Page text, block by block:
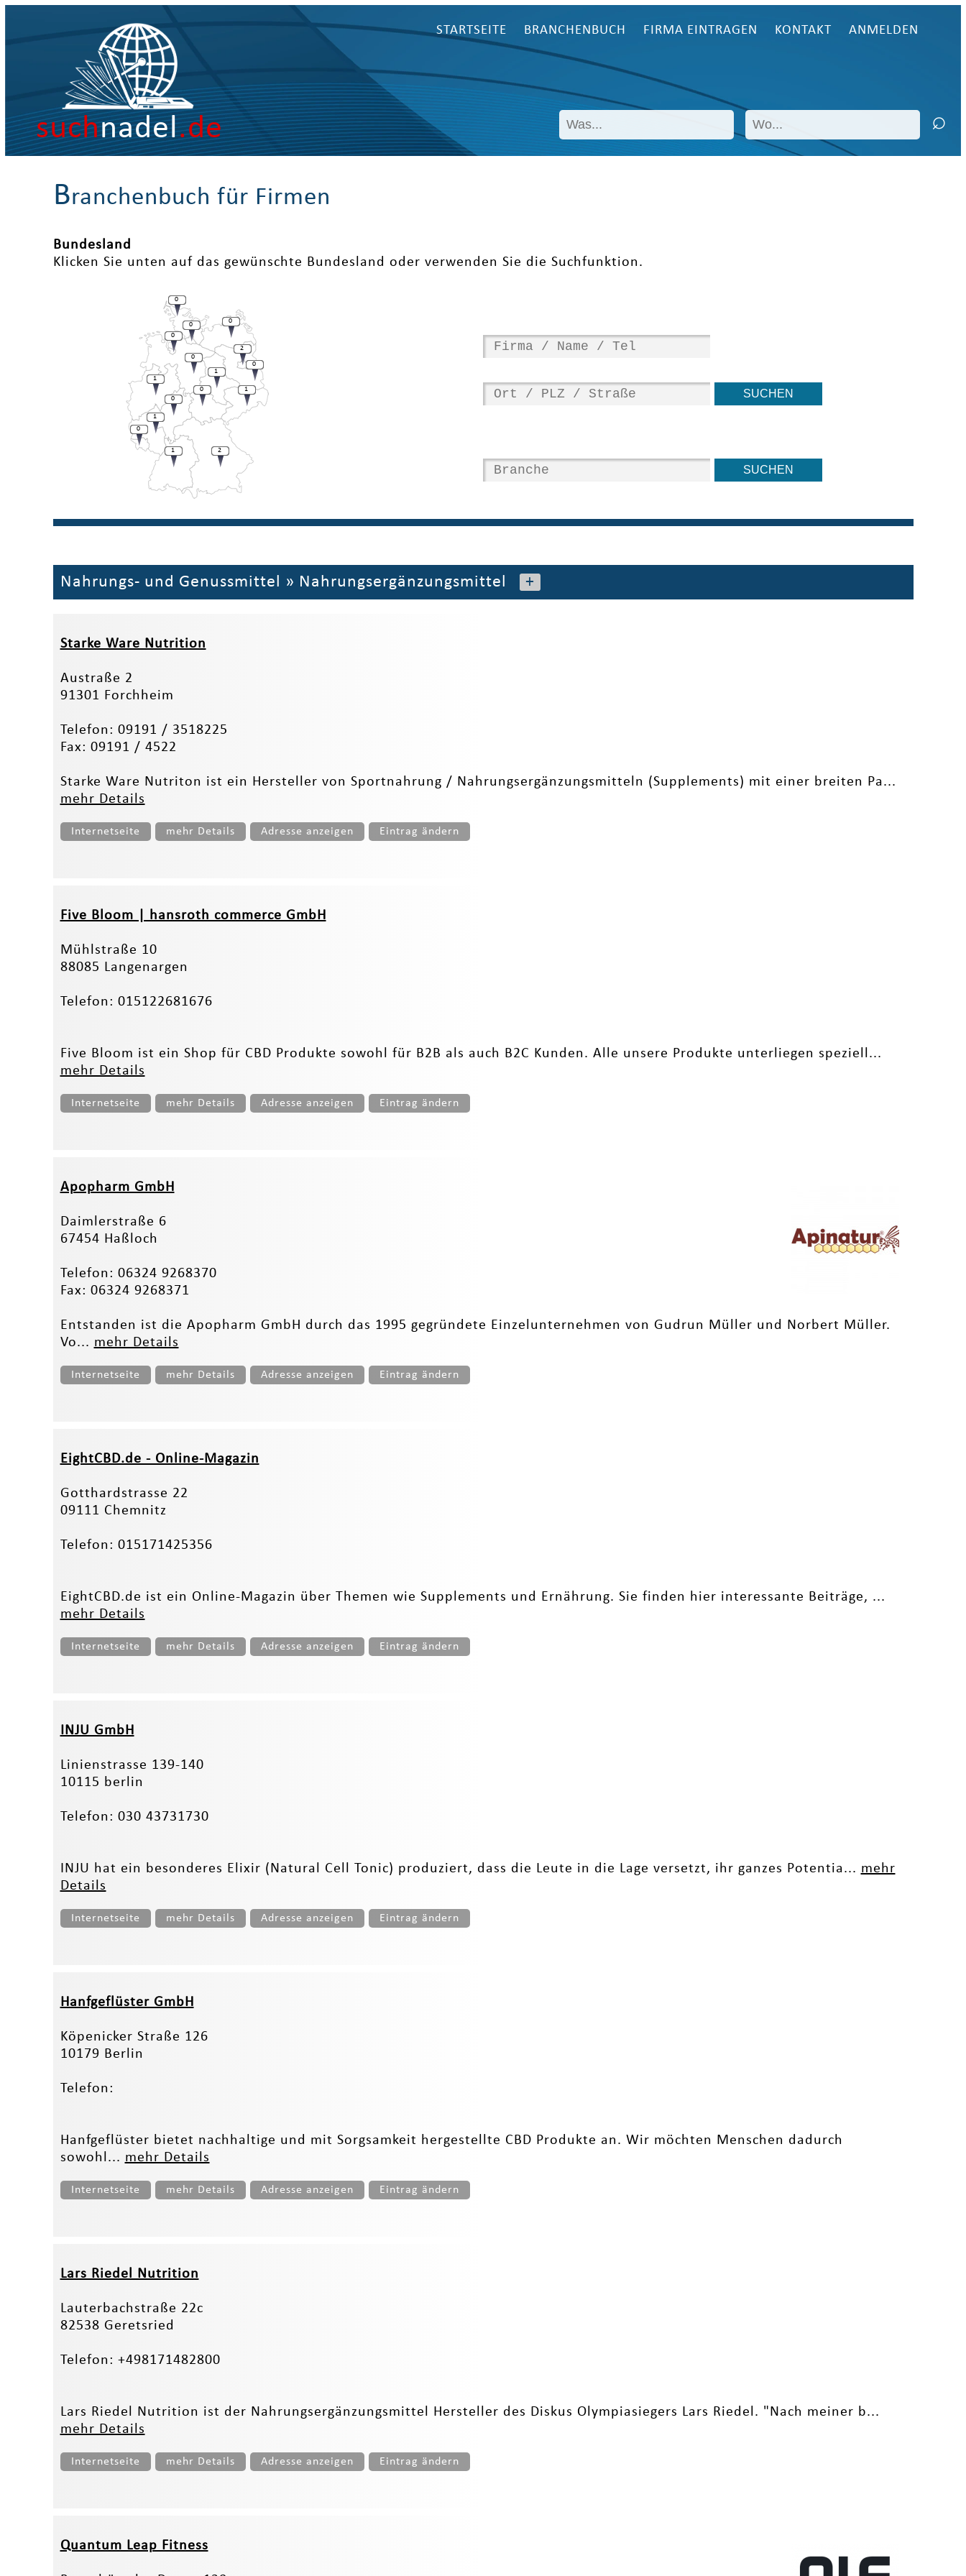
suchnadel.de
STARTSEITE BRANCHENBUCH FIRMA EINTRAGEN KONTAKT ANMELDEN
Branchenbuch für Firmen
Bundesland
Klicken Sie unten auf das gewünschte Bundesland oder verwenden Sie die Suchfunktion.
1
0
1
2
1
0
0
0
0
0
0
0
1
1
0
2
Nahrungs- und Genussmittel » Nahrungsergänzungsmittel +
Starke Ware Nutrition
Austraße 2
91301 Forchheim
Telefon: 09191 / 3518225
Fax: 09191 / 4522
Starke Ware Nutriton ist ein Hersteller von Sportnahrung / Nahrungsergänzungsmitteln (Supplements) mit einer breiten Pa...
mehr Details
Internetseite mehr Details Adresse anzeigen Eintrag ändern
Five Bloom | hansroth commerce GmbH
Mühlstraße 10
88085 Langenargen
Telefon: 015122681676
Five Bloom ist ein Shop für CBD Produkte sowohl für B2B als auch B2C Kunden. Alle unsere Produkte unterliegen speziell...
mehr Details
Internetseite mehr Details Adresse anzeigen Eintrag ändern
Apopharm GmbH
Daimlerstraße 6
67454 Haßloch
Telefon: 06324 9268370
Fax: 06324 9268371
Entstanden ist die Apopharm GmbH durch das 1995 gegründete Einzelunternehmen von Gudrun Müller und Norbert Müller.
Vo... mehr Details
Internetseite mehr Details Adresse anzeigen Eintrag ändern
EightCBD.de - Online-Magazin
Gotthardstrasse 22
09111 Chemnitz
Telefon: 015171425356
EightCBD.de ist ein Online-Magazin über Themen wie Supplements und Ernährung. Sie finden hier interessante Beiträge, ...
mehr Details
Internetseite mehr Details Adresse anzeigen Eintrag ändern
INJU GmbH
Linienstrasse 139-140
10115 berlin
Telefon: 030 43731730
INJU hat ein besonderes Elixir (Natural Cell Tonic) produziert, dass die Leute in die Lage versetzt, ihr ganzes Potentia... mehr
Details
Internetseite mehr Details Adresse anzeigen Eintrag ändern
Hanfgeflüster GmbH
Köpenicker Straße 126
10179 Berlin
Telefon:
Hanfgeflüster bietet nachhaltige und mit Sorgsamkeit hergestellte CBD Produkte an. Wir möchten Menschen dadurch
sowohl... mehr Details
Internetseite mehr Details Adresse anzeigen Eintrag ändern
Lars Riedel Nutrition
Lauterbachstraße 22c
82538 Geretsried
Telefon: +498171482800
Lars Riedel Nutrition ist der Nahrungsergänzungsmittel Hersteller des Diskus Olympiasiegers Lars Riedel. "Nach meiner b...
mehr Details
Internetseite mehr Details Adresse anzeigen Eintrag ändern
Quantum Leap Fitness